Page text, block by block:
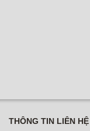
THÔNG TIN LIÊN HỆ